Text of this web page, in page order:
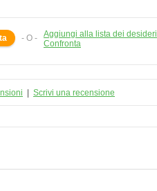
- O -
Aggiungi alla lista dei desideri
Confronta
Scrivi una recensione